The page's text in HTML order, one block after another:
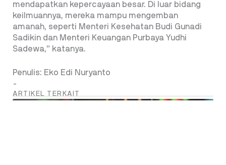
mendapatkan kepercayaan besar. Di luar bidang
keilmuannya, mereka mampu mengemban
amanah, seperti Menteri Kesehatan Budi Gunadi
Sadikin dan Menteri Keuangan Purbaya Yudhi
Sadewa,” katanya.
Penulis: Eko Edi Nuryanto
-
ARTIKEL TERKAIT